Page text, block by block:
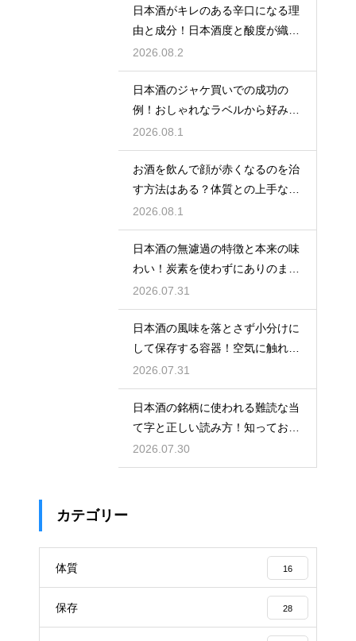
日本酒がキレのある辛口になる理
由と成分！日本酒度と酸度が織り
なす味
2026.08.2
日本酒のジャケ買いでの成功の
例！おしゃれなラベルから好みの
味を探す
2026.08.1
お酒を飲んで顔が赤くなるのを治
す方法はある？体質との上手な付
き合い方
2026.08.1
日本酒の無濾過の特徴と本来の味
わい！炭素を使わずにありのまま
を楽しむ
2026.07.31
日本酒の風味を落とさず小分けに
して保存する容器！空気に触れさ
せない
2026.07.31
日本酒の銘柄に使われる難読な当
て字と正しい読み方！知っておき
たい銘酒
2026.07.30
カテゴリー
体質 16
保存 28